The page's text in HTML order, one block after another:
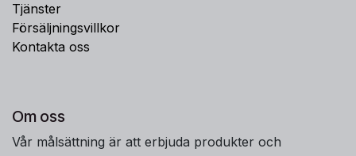
Tjänster
Försäljningsvillkor
Kontakta oss
Om oss
Vår målsättning är att erbjuda produkter och